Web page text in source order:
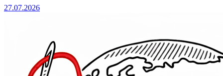
27.07.2026